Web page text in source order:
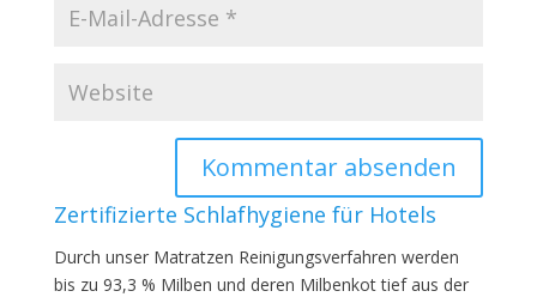
Zertifizierte Schlafhygiene für Hotels
Durch unser Matratzen Reinigungsverfahren werden
bis zu 93,3 % Milben und deren Milbenkot tief aus der